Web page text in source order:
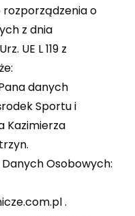
rozporządzenia o
z dnia
UE L 119 z
danych
Sportu i
Kazimierza
Osobowych:
.